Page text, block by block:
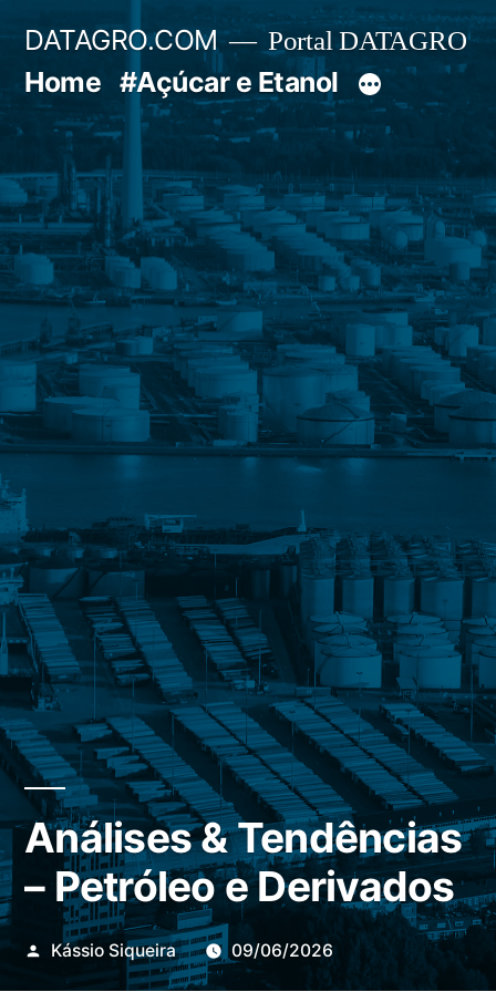
o
conteúdo
DATAGRO.COM Portal DATAGRO
Home #Açúcar e Etanol
Análises & Tendências
– Petróleo e Derivados
Publicado
por
Kássio Siqueira 09/06/2026